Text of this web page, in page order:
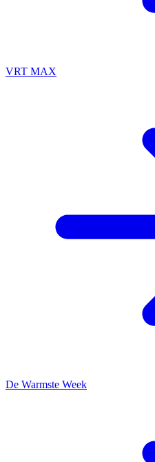
VRT MAX
De Warmste Week